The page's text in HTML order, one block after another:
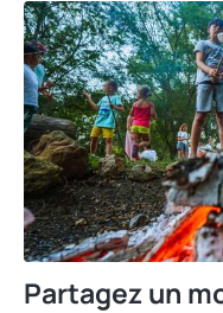
Partagez un